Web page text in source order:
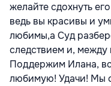
желайте сдохнуть
ведь вы красивы и
любимы,а Суд
следствием и, между
Поддержим Илана,
любимую! Удачи! Мы